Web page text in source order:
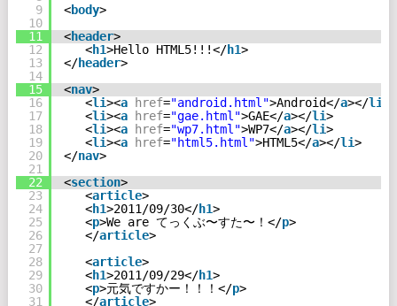
9
10
11
12
13
14
15
16
17
18
19
20
21
22
23
24
25
26
27
28
29
30
31
<body>
<header>
<h1>Hello HTML5!!!</h1>
</header>
<nav>
<li><a href="android.html">Android</a></li
<li><a href="gae.html">GAE</a></li>
<li><a href="wp7.html">WP7</a></li>
<li><a href="html5.html">HTML5</a></li>
</nav>
<section>
<article>
<h1>2011/09/30</h1>
<p>We are てっくぶ〜すた〜！</p>
</article>
<article>
<h1>2011/09/29</h1>
<p>元気ですかー！！！</p>
</article>